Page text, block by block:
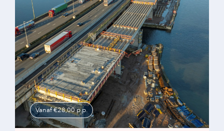
Vanaf €28,00 p.p.